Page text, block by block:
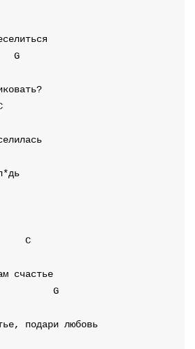
G
C
G
подари любовь